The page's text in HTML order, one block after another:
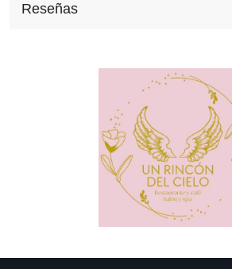
Reseñas